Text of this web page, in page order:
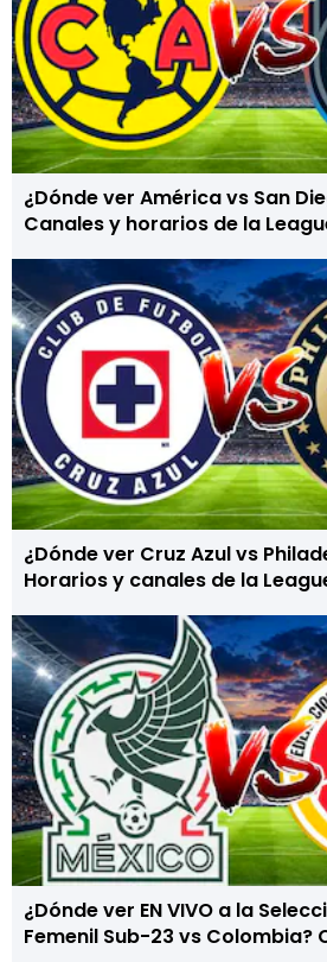
¿Dónde ver América vs San
Canales y horarios de la
¿Dónde ver Cruz Azul vs
Horarios y canales de la
¿Dónde ver EN VIVO a la
Femenil Sub-23 vs Colombia?